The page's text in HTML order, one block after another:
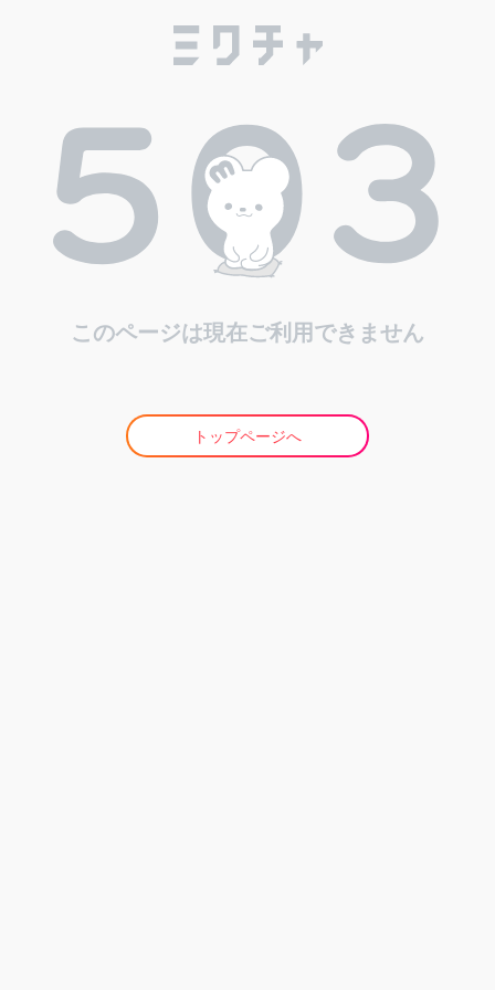
このページは現在ご利用できません